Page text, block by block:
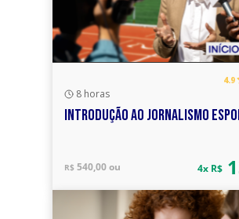
4.9
8 horas
INTRODUÇÃO AO JORNALISMO
R$ 540,00 ou 4x R$